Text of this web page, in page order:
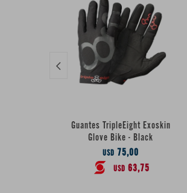
Guantes TripleEight Exoskin
Glove Bike - Black
USD 75,00
USD 63,75
